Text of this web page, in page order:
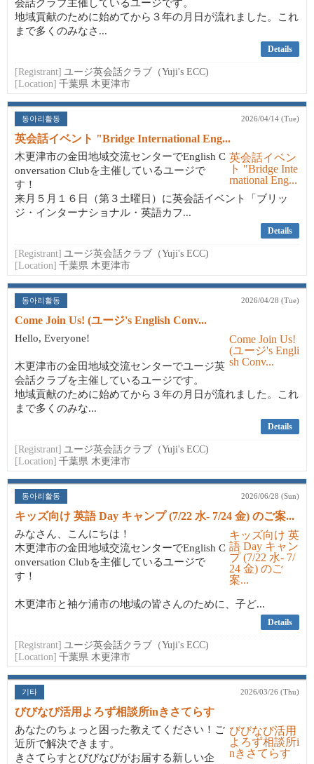
会話クラブ主催しているユージです。
地域貢献のために始めてから３年の月日が流れました。これ
まで多くのみなさ...
Details
[Registrant] ユージ英会話クラブ（Yuji's ECC)
[Location] 千葉県 木更津市
동아리활동 2026/04/14 (Tue)
英会話イベント "Bridge International Eng...
木更津市の金田地域交流センターでEnglish C
onversation Clubを主催しているユージで
す！
来月５月１６日（第３土曜日）に英会話イベント「ブリッ
ジ・インターナショナル・英語カフ...
Details
[Registrant] ユージ英会話クラブ（Yuji's ECC)
[Location] 千葉県 木更津市
동아리활동 2026/04/28 (Tue)
Come Join Us! (ユージ's English Conv...
Hello, Everyone!
木更津市の金田地域交流センターでユージ英
会話クラブを主催しているユージです。
地域貢献のために始めてから３年の月日が流れました。これ
まで多くのみな...
Details
[Registrant] ユージ英会話クラブ（Yuji's ECC)
[Location] 千葉県 木更津市
동아리활동 2026/06/28 (Sun)
キッズ向け 英語 Day キャンプ (7/22 水- 7/24 金) のご案...
みなさん、こんにちは！
木更津市の金田地域交流センターでEnglish C
onversation Clubを主催しているユージで
す！
木更津市と袖ケ浦市の地域の皆さんのために、子ど...
Details
[Registrant] ユージ英会話クラブ（Yuji's ECC)
[Location] 千葉県 木更津市
기타 2026/03/26 (Thu)
びびなび活用よろず相談所inきさてらす
あなたのちょっと困った教えてください！ご
近所で解決できます。
きさてらすとびびなびがお届する新しい企